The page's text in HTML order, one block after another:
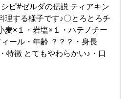
ピ#ゼルダの伝説 ティアキン
理する様子です♪〇とろとろチ
麦×１・岩塩×１・ハテノチー
ール・年齢 ？？？・身長
特徴 とてもやわらかい♪・口